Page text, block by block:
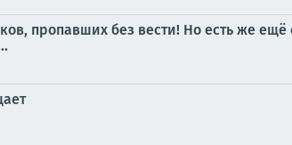
пропавших без вести! Но есть же ещё